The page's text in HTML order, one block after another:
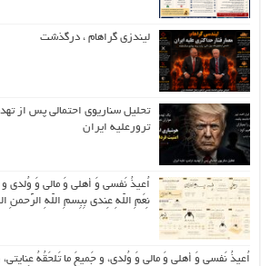
لیندزی گراهام ، درگذشت
تحلیل سناریوی احتمالی پس از
ترورعلیه ایران
اُعیذُ نَفسی وَ أهلی وَ مالی وَ وُلدی
نِعَمِ اللّهِ عِندی بِبِسمِ اللّهِ الرَّحمنِ
اُعیذُ نَفسی وَ أهلی وَ مالی وَ وُلدی، و جَمیعَ ما تَلحَقُهُ